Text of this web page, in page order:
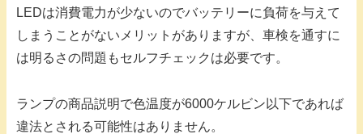
LEDは消費電力が少ないのでバッテリーに負荷を与えて
しまうことがないメリットがありますが、車検を通すに
は明るさの問題もセルフチェックは必要です。
ランプの商品説明で色温度が6000ケルビン以下であれば
違法とされる可能性はありません。